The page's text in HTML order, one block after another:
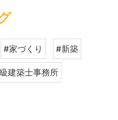
#家づくり #新築
建築士事務所